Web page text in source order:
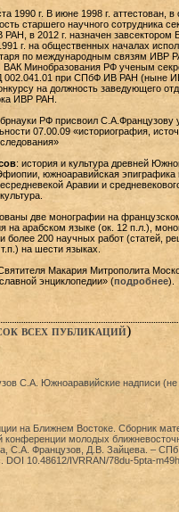
1990 г. В июне 1998 г. аттестован, в
старшего научного сотрудника
в 2012 г. назначен завсектором
г. на общественных началах
по международным связям ИВР
ВАК Минобразования РФ ученым
Д 002.041.01 при СПбФ ИВ РАН (ныне
на должность заведующего
ИВР РАН.
РФ присвоил С.А.Французову
07.00.09 «историография,
: история и культура древней
южноаравийская эпиграфика
Аравии и
две монографии на
на арабском языке (ок. 12 п.л.),
более 200 научных работ (статей,
на шести языках.
Макария Митрополита
энциклопедии» (подробнее).
всех публикаций)
С.А. Южноаравийские надписи (не
на Ближнем Востоке. Сборник
конференции молодых
Французов, Д.В. Зайцева. –
DOI 10.48612/IVRRAN/78du-5pta-